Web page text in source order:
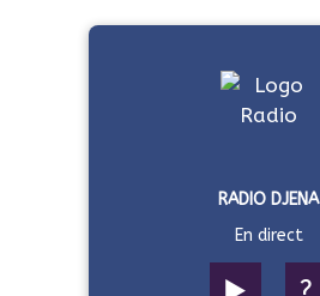
RADIO DJENA
En direct